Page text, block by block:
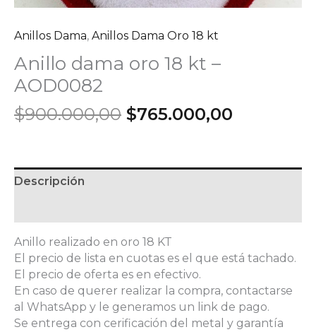
Anillos Dama, Anillos Dama Oro 18 kt
Anillo dama oro 18 kt –
AOD0082
$900.000,00 El
era:
$765.000,00
es:
Descripción
Anillo realizado en oro 18 KT
El precio de lista en cuotas es el que está tachado.
El precio de oferta es en efectivo.
En caso de querer realizar la compra, contactarse
al WhatsApp y le generamos un link de pago.
Se entrega con cerificación del metal y garantía